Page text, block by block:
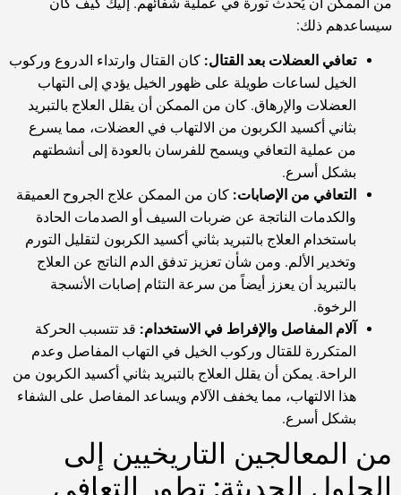
سيساعدهم ذلك:
تعافي العضلات بعد القتال: كان القتال وارتداء الدروع وركوب
الخيل لساعات طويلة على ظهور الخيل يؤدي إلى التهاب
العضلات والإرهاق. كان من الممكن أن يقلل العلاج بالتبريد
بثاني أكسيد الكربون من الالتهاب في العضلات، مما يسرع
من عملية التعافي ويسمح للفرسان بالعودة إلى أنشطتهم
بشكل أسرع.
التعافي من الإصابات: كان من الممكن علاج الجروح العميقة
والكدمات الناتجة عن ضربات السيف أو الصدمات الحادة
باستخدام العلاج بالتبريد بثاني أكسيد الكربون لتقليل التورم
وتخدير الألم. ومن شأن تعزيز تدفق الدم الناتج عن العلاج
بالتبريد أن يعزز أيضاً من سرعة التئام إصابات الأنسجة
الرخوة.
آلام المفاصل والإفراط في الاستخدام: قد تتسبب الحركة
المتكررة للقتال وركوب الخيل في التهاب المفاصل وعدم
الراحة. يمكن أن يقلل العلاج بالتبريد بثاني أكسيد الكربون من
هذا الالتهاب، مما يخفف الآلام ويساعد المفاصل على الشفاء
بشكل أسرع.
من المعالجين التاريخيين إلى
الحلول الحديثة: تطور التعافي